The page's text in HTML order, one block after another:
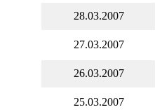
28.03.2007
27.03.2007
26.03.2007
25.03.2007